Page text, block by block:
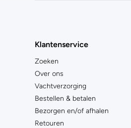
Klantenservice
Zoeken
Over ons
Vachtverzorging
Bestellen & betalen
Bezorgen en/of afhalen
Retouren